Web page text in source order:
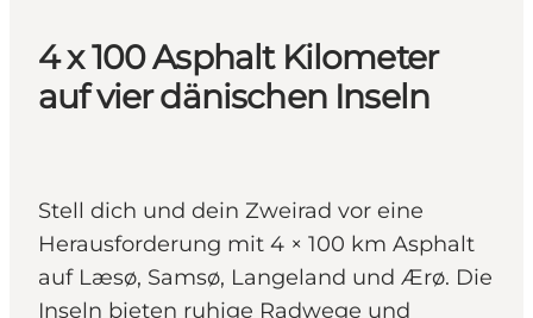
4 x 100 Asphalt Kilometer
auf vier dänischen Inseln
Stell dich und dein Zweirad vor eine
Herausforderung mit 4 × 100 km Asphalt
auf Læsø, Samsø, Langeland und Ærø. Die
Inseln bieten ruhige Radwege und